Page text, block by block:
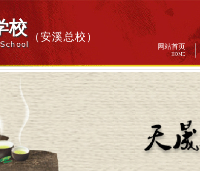
校 （安溪总校）
网站首页
HOME